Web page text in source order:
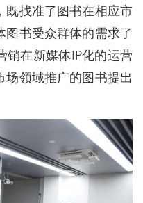
既找准了图书在相应市
图书受众群体的需求了
销在新媒体IP化的运营
场领域推广的图书提出